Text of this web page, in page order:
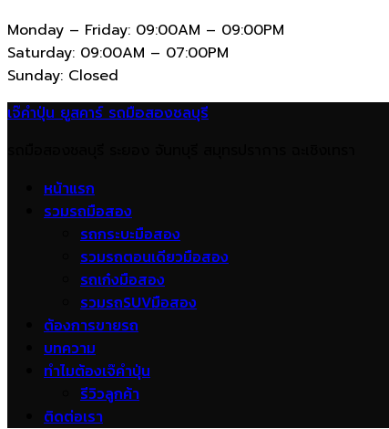
Monday – Friday: 09:00AM – 09:00PM
Saturday: 09:00AM – 07:00PM
Sunday: Closed
เจ๊คำปุ่น ยูสคาร์ รถมือสองชลบุรี
หน้าแรก
รวมรถมือสอง
รถกระบะมือสอง
รวมรถตอนเดียวมือสอง
รถเก๋งมือสอง
รวมรถSUVมือสอง
ต้องการขายรถ
บทความ
ทำไมต้องเจ๊คำปุ่น
รีวิวลูกค้า
ติดต่อเรา